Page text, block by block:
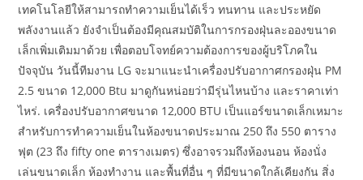
เทคโนโลยีให้สามารถทำความเย็นได้เร็ว ทนทาน และประหยัด
พลังงานแล้ว ยังจำเป็นต้องมีคุณสมบัติในการกรองฝุ่นละอองขนาด
เล็กเพิ่มเติมมาด้วย เพื่อตอบโจทย์ความต้องการของผู้บริโภคใน
ปัจจุบัน วันนี้ทีมงาน LG จะมาแนะนำเครื่องปรับอากาศกรองฝุ่น PM
2.5 ขนาด 12,000 Btu มาดูกันหน่อยว่ามีรุ่นไหนบ้าง และราคาเท่า
ไหร่. เครื่องปรับอากาศขนาด 12,000 BTU เป็นแอร์ขนาดเล็กเหมาะ
สำหรับการทำความเย็นในห้องขนาดประมาณ 250 ถึง 550 ตาราง
ฟุต (23 ถึง fifty one ตารางเมตร) ซึ่งอาจรวมถึงห้องนอน ห้องนั่ง
เล่นขนาดเล็ก ห้องทำงาน และพื้นที่อื่น ๆ ที่มีขนาดใกล้เคียงกัน สิ่ง